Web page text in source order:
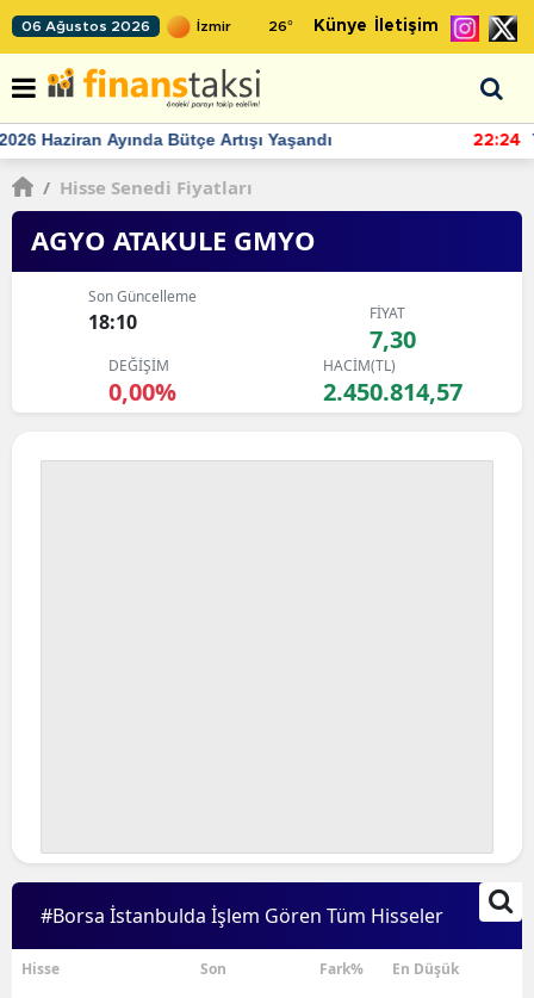
06 Ağustos 2026 26° Künye İletişim
22:24 TCMB'nin rezervlerinde artan momentum devam ediyor
/ Hisse Senedi Fiyatları
AGYO ATAKULE GMYO
Son Güncelleme
18:10 FİYAT
7,30
DEĞİŞİM
0,00%
HACİM(TL)
2.450.814,57
#Borsa İstanbulda İşlem Gören Tüm Hisseler
Hisse Son Fark% En Düşük